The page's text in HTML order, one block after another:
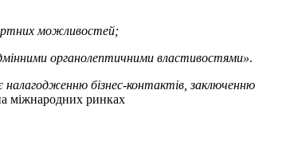
можливостей;
органолептичними властивостями».
налагодженню бізнес-контактів, заключенню
міжнародних ринках